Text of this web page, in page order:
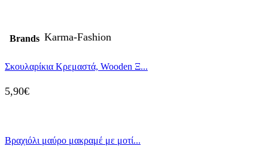
Brands Karma-Fashion
Σκουλαρίκια Κρεμαστά, Wooden Ξ...
5,90€
Βραχιόλι μαύρο μακραμέ με μοτί...